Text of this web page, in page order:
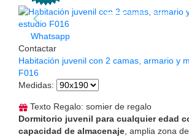
Whatsapp
Contactar
Habitación juvenil con 2 camas, armario y
F016
Medidas:
Texto Regalo: somier de regalo
Dormitorio juvenil para cualquier edad
capacidad de almacenaje , amplia zona